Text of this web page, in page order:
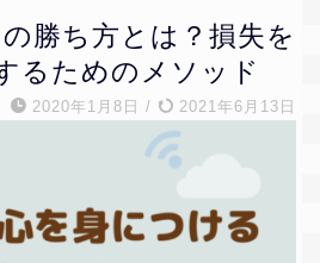
勝ち方とは？損失を
るためのメソッド
2020年1月8日 / 2021年6月13日